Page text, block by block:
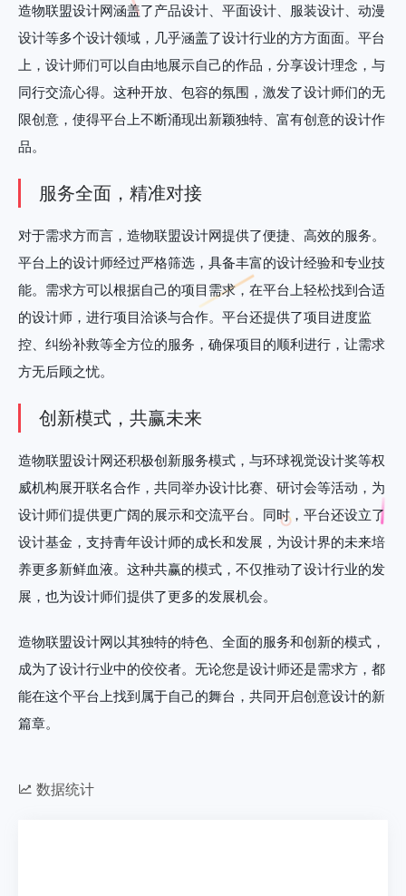
造物联盟设计网涵盖了产品设计、平面设计、服装设计、动漫
设计等多个设计领域，几乎涵盖了设计行业的方方面面。平台
上，设计师们可以自由地展示自己的作品，分享设计理念，与
同行交流心得。这种开放、包容的氛围，激发了设计师们的无
限创意，使得平台上不断涌现出新颖独特、富有创意的设计作
品。
服务全面，精准对接
对于需求方而言，造物联盟设计网提供了便捷、高效的服务。
平台上的设计师经过严格筛选，具备丰富的设计经验和专业技
能。需求方可以根据自己的项目需求，在平台上轻松找到合适
的设计师，进行项目洽谈与合作。平台还提供了项目进度监
控、纠纷补救等全方位的服务，确保项目的顺利进行，让需求
方无后顾之忧。
创新模式，共赢未来
造物联盟设计网还积极创新服务模式，与环球视觉设计奖等权
威机构展开联名合作，共同举办设计比赛、研讨会等活动，为
设计师们提供更广阔的展示和交流平台。同时，平台还设立了
设计基金，支持青年设计师的成长和发展，为设计界的未来培
养更多新鲜血液。这种共赢的模式，不仅推动了设计行业的发
展，也为设计师们提供了更多的发展机会。
造物联盟设计网以其独特的特色、全面的服务和创新的模式，
成为了设计行业中的佼佼者。无论您是设计师还是需求方，都
能在这个平台上找到属于自己的舞台，共同开启创意设计的新
篇章。
数据统计